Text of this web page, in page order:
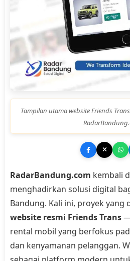
Tampilan utama website Friends
RadarBandung.com kembali
menghadirkan solusi digital
Bandung. Kali ini, proyek yang
website resmi Friends Trans
rental mobil yang berfokus
dan kenyamanan pelanggan.